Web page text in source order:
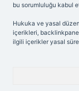
bu sorumluluğu kabul
Hukuka ve yasal
içerikleri,
ilgili içerikler yasal